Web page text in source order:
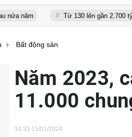
Từ 130 lên gần 2.700 tỷ đồng -
Bất động sản
Năm 2023,
11.000
10:32 15/01/2024